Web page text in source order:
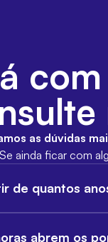
as dúvidas
Se ainda ficar com
de quantos
partir de 2 anos
abrem os